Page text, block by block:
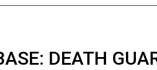
DEATH